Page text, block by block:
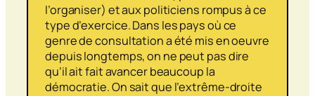
l’organiser) et aux politiciens rompus à ce
type d’exercice. Dans les pays où ce
genre de consultation a été mis en oeuvre
depuis longtemps, on ne peut pas dire
qu’il ait fait avancer beaucoup la
démocratie. On sait que l’extrême-droite